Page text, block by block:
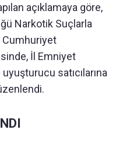
açıklamaya göre,
Narkotik Suçlarla
Cumhuriyet
İl Emniyet
satıcılarına